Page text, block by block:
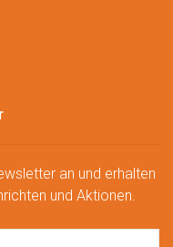
an und erhalten
und Aktionen.